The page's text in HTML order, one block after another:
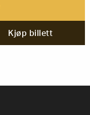
Kjøp billett